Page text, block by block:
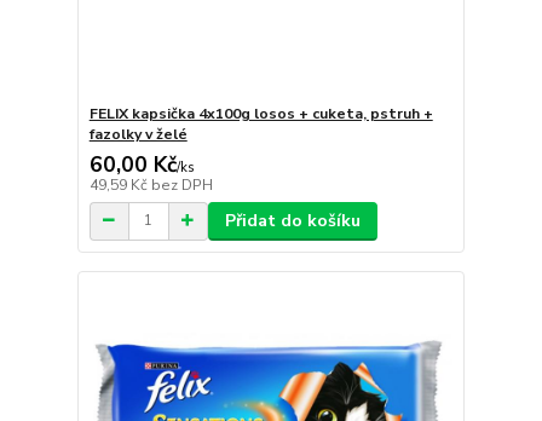
FELIX kapsička 4x100g losos + cuketa, pstruh +
fazolky v želé
60,00 Kč/ks
49,59 Kč bez DPH
Přidat do košíku